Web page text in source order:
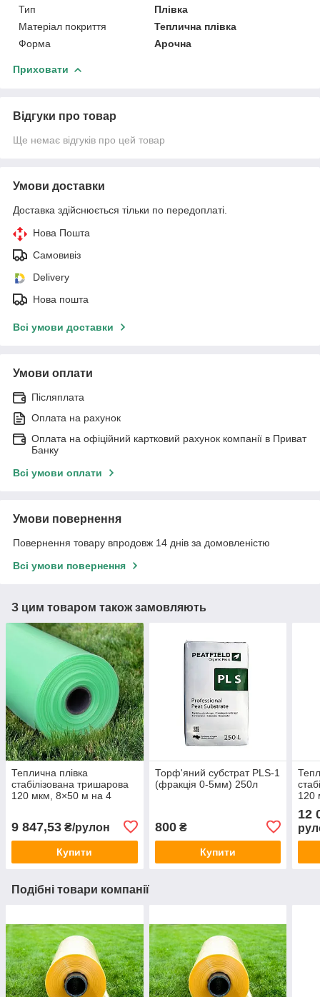
Тип
Плівка
Матеріал покриття
Теплична плівка
Форма
Арочна
Приховати
Відгуки про товар
Ще немає відгуків про цей товар
Умови доставки
Доставка здійснюється тільки по передоплаті.
Нова Пошта
Самовивіз
Delivery
Нова пошта
Всі умови доставки
Умови оплати
Післяплата
Оплата на рахунок
Оплата на офіційний картковий рахунок компанії в Приват
Банку
Всі умови оплати
Умови повернення
Повернення товару впродовж 14 днів за домовленістю
Всі умови повернення
З цим товаром також замовляють
Теплична плівка
стабілізована тришарова
120 мкм, 8×50 м на 4
9 847,53 ₴/рулон
Купити
Торф'яний субстрат PLS-1
(фракція 0-5мм) 250л
800₴
Купити
120
12
Подібні товари компанії